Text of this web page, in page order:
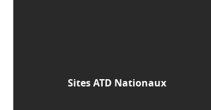
Sites ATD Nationaux